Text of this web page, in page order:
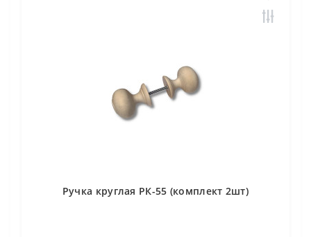
Ручка круглая РК-55 (комплект 2шт)